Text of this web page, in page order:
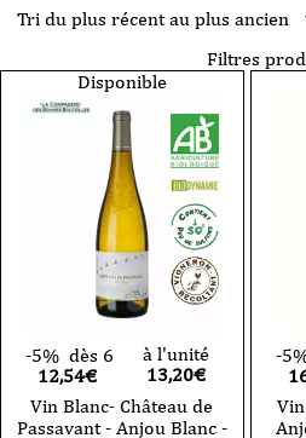
Filtres
Disponible
-5% dès 6
12,54€
à l'unité
13,20€
Vin Blanc- Château de
Passavant - Anjou Blanc -
-